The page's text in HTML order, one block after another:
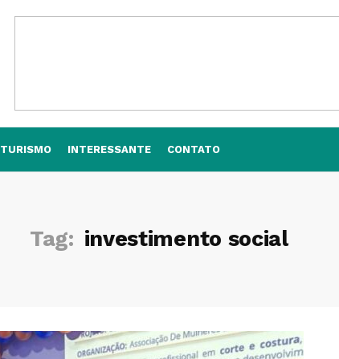
TURISMO INTERESSANTE CONTATO
Tag: investimento social